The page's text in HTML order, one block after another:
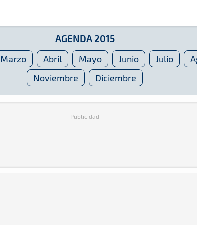
AGENDA 2015
Marzo Abril Mayo Junio Julio
Noviembre
Diciembre
Publicidad